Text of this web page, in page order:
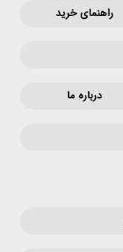
راهنمای خرید
درباره ما